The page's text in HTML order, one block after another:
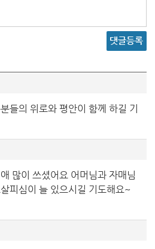
댓글등록
들의 위로와 평안이 함께 하길 기
많이 쓰셨어요 어머님과 자매님
피심이 늘 있으시길 기도해요~